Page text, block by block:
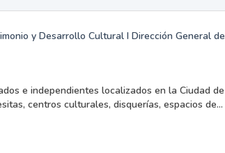
y Desarrollo Cultural I Dirección General de
e independientes localizados en la Ciudad de
centros culturales, disquerías, espacios de...